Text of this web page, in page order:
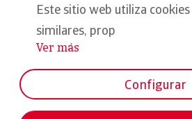
Declaración de privacidad
Compromiso calidad y seguridad
Formamos parte de:
Este sitio web utiliza
similares, prop
...
Ver más
Configurar